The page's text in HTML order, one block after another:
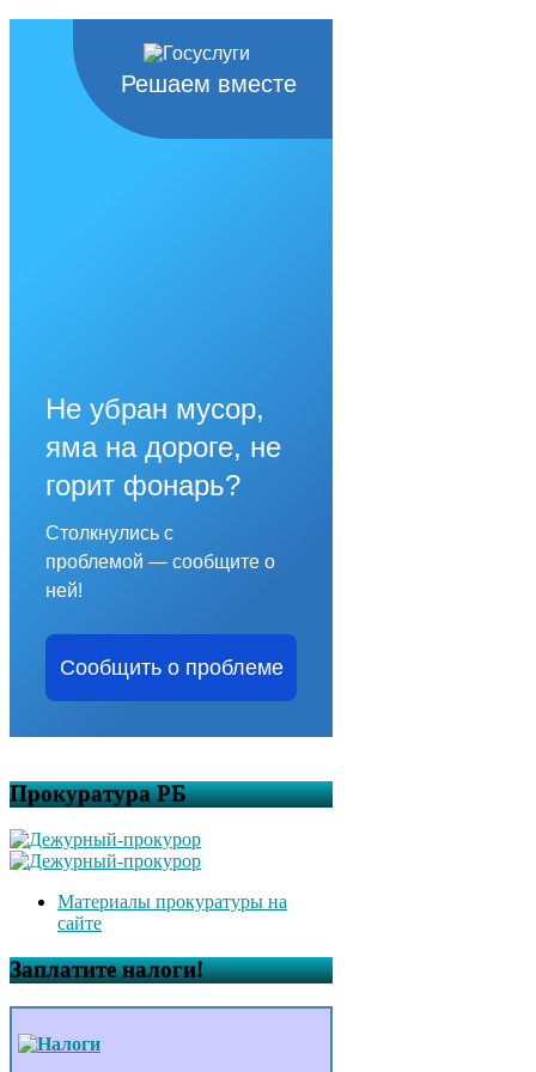
Решаем вместе
Не убран мусор,
яма на дороге, не
горит фонарь?
Столкнулись с
проблемой — сообщите о
ней!
Сообщить о проблеме
Прокуратура РБ
Материалы прокуратуры на
сайте
Заплатите налоги!